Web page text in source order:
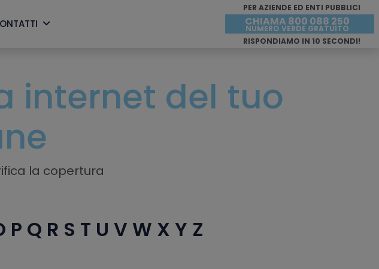
PER AZIENDE ED ENTI PUBBLICI
CHIAMA 800 088 250
NUMERO VERDE GRATUITO
RISPONDIAMO IN 10 SECONDI!
internet del tuo
la copertura
P Q R S T U V W X Y Z